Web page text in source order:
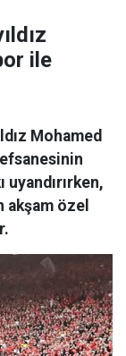
ile
Mohamed
uyandırırken,
akşam özel